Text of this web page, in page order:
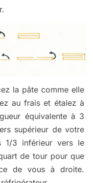
la pâte comme elle
au frais et étalez à
équivalente à 3
supérieur de votre
1/3 inférieur vers le
de tour pour que
de vous à droite.